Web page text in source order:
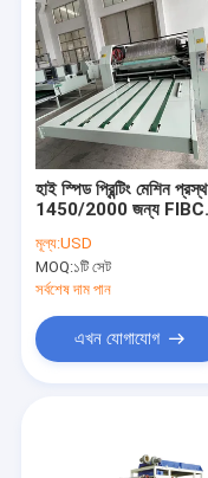
হাই স্পিড প্রিন্টিং মেশিন প্রস্থ
1450/2000 জন্য FIBC
1200pcs/H
মূল্য:USD
MOQ:১টি সেট
সর্বশেষ দাম পান
এখন যোগাযোগ